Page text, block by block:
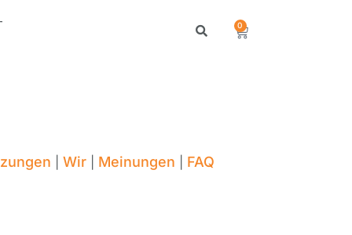
0
Wir Meinungen FAQ